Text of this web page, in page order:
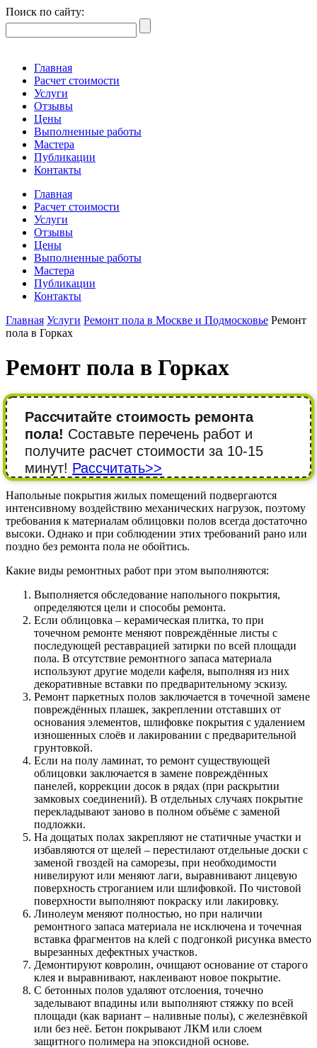
Поиск по сайту:
Главная
Расчет стоимости
Услуги
Отзывы
Цены
Выполненные работы
Мастера
Публикации
Контакты
Главная
Расчет стоимости
Услуги
Отзывы
Цены
Выполненные работы
Мастера
Публикации
Контакты
Главная Услуги Ремонт пола в Москве и Подмосковье Ремонт
пола в Горках
Ремонт пола в Горках
Рассчитайте стоимость ремонта
пола! Составьте перечень работ и
получите расчет стоимости за 10-15
минут! Рассчитать>>
Напольные покрытия жилых помещений подвергаются
интенсивному воздействию механических нагрузок, поэтому
требования к материалам облицовки полов всегда достаточно
высоки. Однако и при соблюдении этих требований рано или
поздно без ремонта пола не обойтись.
Какие виды ремонтных работ при этом выполняются:
Выполняется обследование напольного покрытия,
определяются цели и способы ремонта.
Если облицовка – керамическая плитка, то при
точечном ремонте меняют повреждённые листы с
последующей реставрацией затирки по всей площади
пола. В отсутствие ремонтного запаса материала
используют другие модели кафеля, выполняя из них
декоративные вставки по предварительному эскизу.
Ремонт паркетных полов заключается в точечной замене
повреждённых плашек, закреплении отставших от
основания элементов, шлифовке покрытия с удалением
изношенных слоёв и лакировании с предварительной
грунтовкой.
Если на полу ламинат, то ремонт существующей
облицовки заключается в замене повреждённых
панелей, коррекции досок в рядах (при раскрытии
замковых соединений). В отдельных случаях покрытие
перекладывают заново в полном объёме с заменой
подложки.
На дощатых полах закрепляют не статичные участки и
избавляются от щелей – перестилают отдельные доски с
заменой гвоздей на саморезы, при необходимости
нивелируют или меняют лаги, выравнивают лицевую
поверхность строганием или шлифовкой. По чистовой
поверхности выполняют покраску или лакировку.
Линолеум меняют полностью, но при наличии
ремонтного запаса материала не исключена и точечная
вставка фрагментов на клей с подгонкой рисунка вместо
вырезанных дефектных участков.
Демонтируют ковролин, очищают основание от старого
клея и выравнивают, наклеивают новое покрытие.
С бетонных полов удаляют отслоения, точечно
заделывают впадины или выполняют стяжку по всей
площади (как вариант – наливные полы), с железнёвкой
или без неё. Бетон покрывают ЛКМ или слоем
защитного полимера на эпоксидной основе.